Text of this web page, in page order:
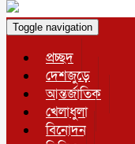
Toggle navigation
প্রচ্ছদ
দেশজুড়ে
আন্তর্জাতিক
খেলাধুলা
বিনোদন